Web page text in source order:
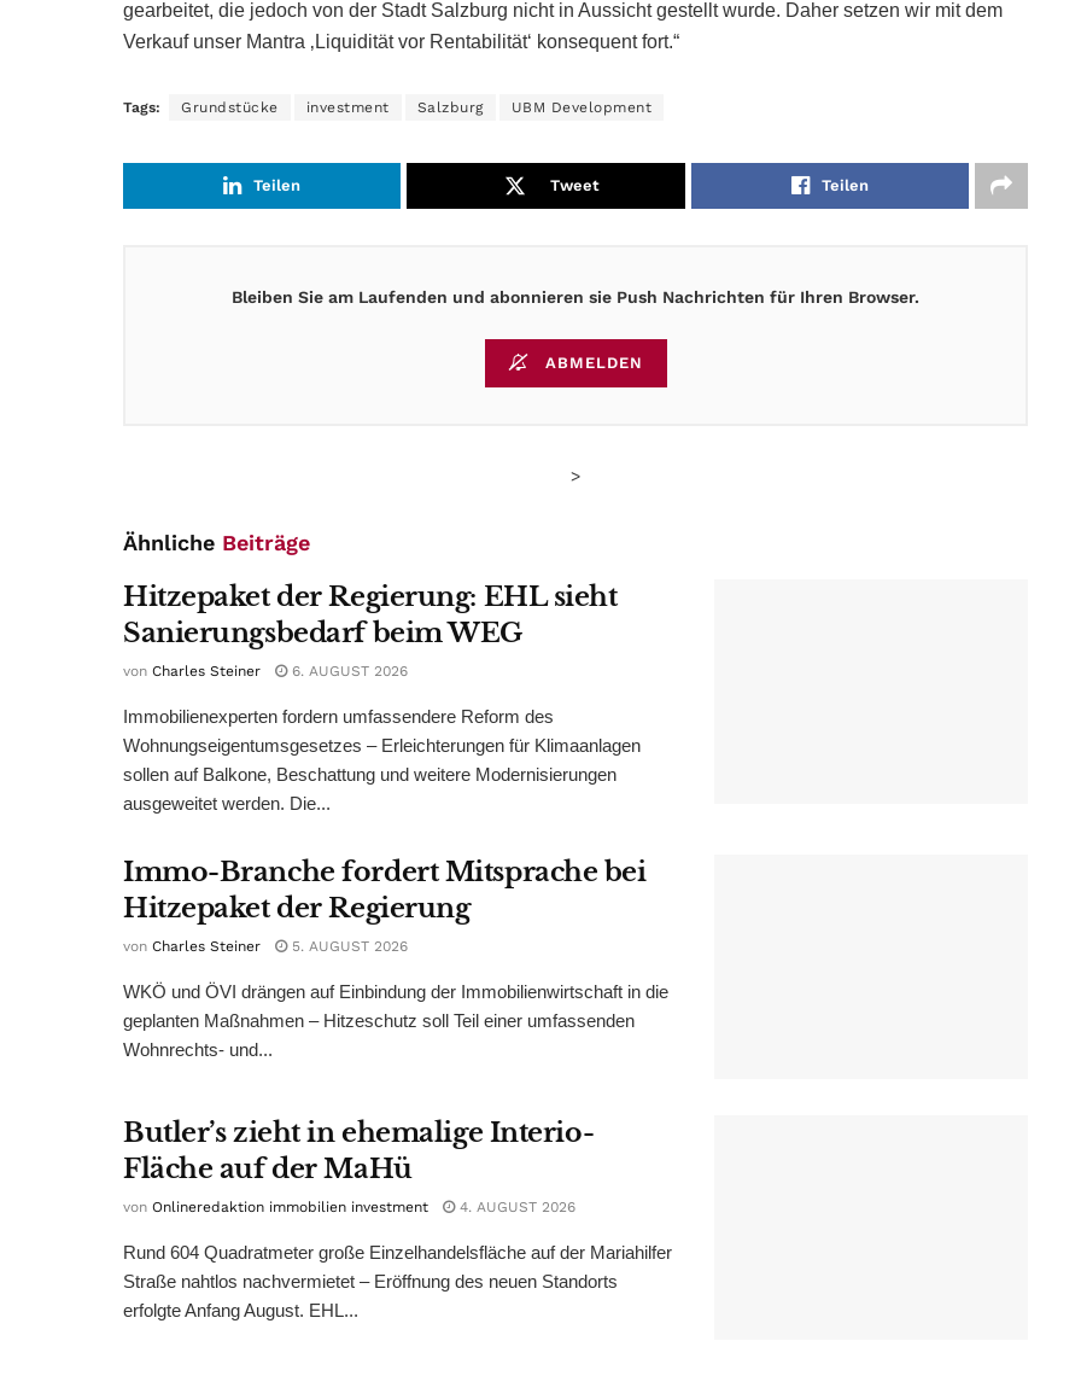
gearbeitet, die jedoch von der Stadt Salzburg nicht in Aussicht gestellt wurde. Daher setzen wir mit dem
Verkauf unser Mantra ‚Liquidität vor Rentabilität‘ konsequent fort.“
Tags: Grundstücke investment Salzburg UBM Development
Teilen Tweet Teilen
Bleiben Sie am Laufenden und abonnieren sie Push Nachrichten für Ihren Browser.
ABMELDEN
>
Ähnliche Beiträge
Hitzepaket der Regierung: EHL sieht
Sanierungsbedarf beim WEG
von Charles Steiner 6. AUGUST 2026
Immobilienexperten fordern umfassendere Reform des
Wohnungseigentumsgesetzes – Erleichterungen für Klimaanlagen
sollen auf Balkone, Beschattung und weitere Modernisierungen
ausgeweitet werden. Die...
Immo-Branche fordert Mitsprache bei
Hitzepaket der Regierung
von Charles Steiner 5. AUGUST 2026
WKÖ und ÖVI drängen auf Einbindung der Immobilienwirtschaft in die
geplanten Maßnahmen – Hitzeschutz soll Teil einer umfassenden
Wohnrechts- und...
Butler’s zieht in ehemalige Interio-
Fläche auf der MaHü
von Onlineredaktion immobilien investment 4. AUGUST 2026
Rund 604 Quadratmeter große Einzelhandelsfläche auf der Mariahilfer
Straße nahtlos nachvermietet – Eröffnung des neuen Standorts
erfolgte Anfang August. EHL...